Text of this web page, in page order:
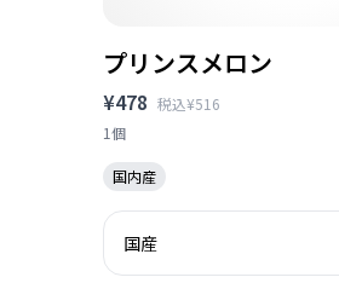
プリンスメロン
¥478 税込¥516
1個
国内産
国産